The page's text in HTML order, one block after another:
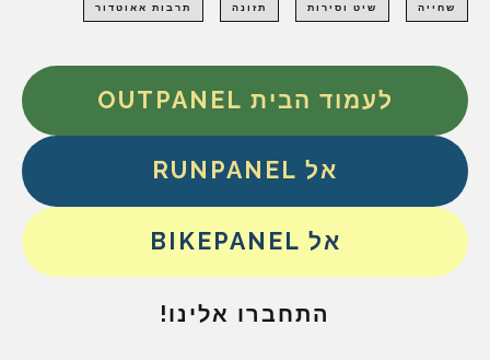
שחייה שיט וסירות תזונה תרבות אאוטדור
לעמוד הבית OUTPANEL
אל RUNPANEL
אל BIKEPANEL
התחברו אלינו!